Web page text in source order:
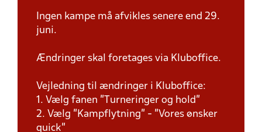
Ingen kampe må afvikles senere end 29.
juni.
Ændringer skal foretages via Kluboffice.
Vejledning til ændringer i Kluboffice:
1. Vælg fanen "Turneringer og hold"
2. Vælg "Kampflytning" - "Vores ønsker
quick"